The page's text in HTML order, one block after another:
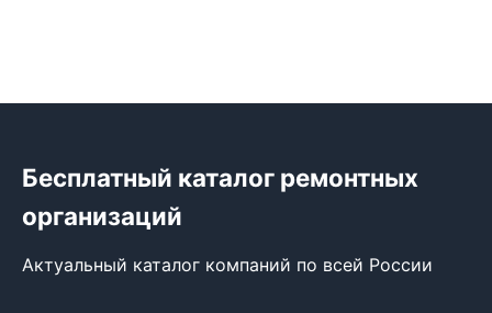
Бесплатный каталог ремонтных
организаций
Актуальный каталог компаний по всей России